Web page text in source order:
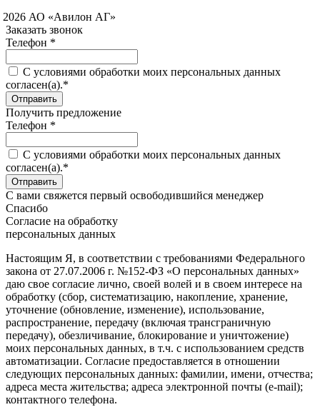
АО «Авилон АГ»
Заказать звонок
Телефон *
C условиями обработки моих персональных данных
согласен(а).*
Получить предложение
Телефон *
C условиями обработки моих персональных данных
согласен(а).*
С вами свяжется первый освободившийся менеджер
Спасибо
Согласие на обработку
персональных данных
Настоящим Я, в соответствии с требованиями Федерального
закона от 27.07.2006 г. №152-ФЗ «О персональных данных»
даю свое согласие лично, своей волей и в своем интересе на
обработку (сбор, систематизацию, накопление, хранение,
уточнение (обновление, изменение), использование,
распространение, передачу (включая трансграничную
передачу), обезличивание, блокирование и уничтожение)
моих персональных данных, в т.ч. с использованием средств
автоматизации. Согласие предоставляется в отношении
следующих персональных данных: фамилии, имени, отчества;
адреса места жительства; адреса электронной почты (e-mail);
контактного телефона.